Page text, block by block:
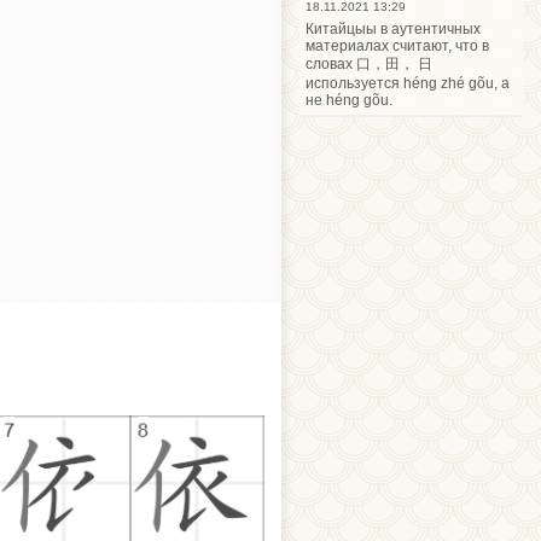
18.11.2021 13:29
Китайцыы в аутентичных
материалах считают, что в
словах 口，田， 日
используется héng zhé gõu, а
не héng gõu.